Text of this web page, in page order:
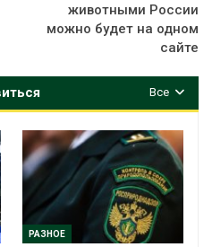
животными России
можно будет на одном
сайте
Все
РАЗНОЕ